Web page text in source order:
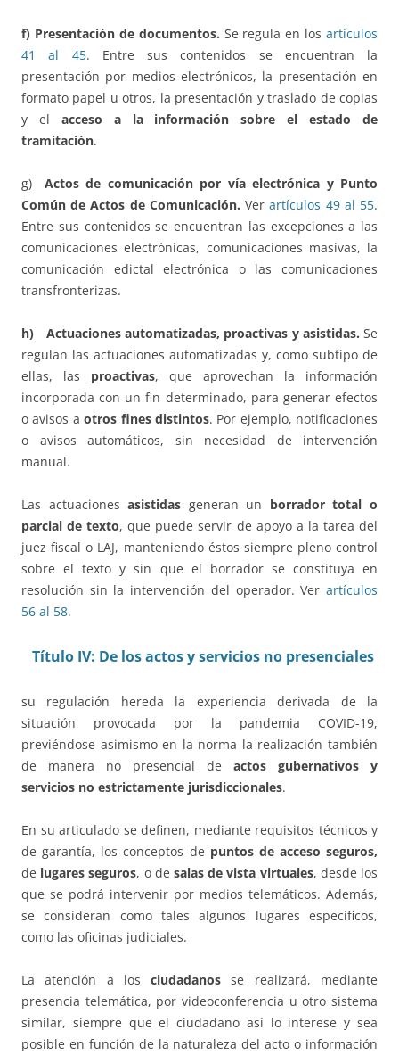
f) Presentación de documentos. Se regula en los artículos
41 al 45. Entre sus contenidos se encuentran la
presentación por medios electrónicos, la presentación en
formato papel u otros, la presentación y traslado de copias
y el acceso a la información sobre el estado de
tramitación.
g) Actos de comunicación por vía electrónica y Punto
Común de Actos de Comunicación.Verartículos 49 al 55.
Entre sus contenidos se encuentran las excepciones a las
comunicaciones electrónicas, comunicaciones masivas, la
comunicación edictal electrónica o las comunicaciones
transfronterizas.
h) Actuaciones automatizadas, proactivas y asistidas. Se
regulan las actuaciones automatizadas y, como subtipo de
ellas, las proactivas, que aprovechan la información
incorporada con un fin determinado, para generar efectos
o avisos aotros fines distintos. Por ejemplo, notificaciones
o avisos automáticos, sin necesidad de intervención
manual.
Las actuacionesasistidas generan un borrador total o
parcial de texto, que puede servir de apoyo a la tarea del
juez fiscal o LAJ, manteniendo éstos siempre pleno control
sobre el texto y sin que el borrador se constituya en
resolución sin la intervención del operador. Ver artículos
56 al 58.
Título IV: De los actos y servicios no presenciales
su regulación hereda la experiencia derivada de la
situación provocada por la pandemia COVID-19,
previéndose asimismo en la norma la realización también
de manera no presencial de actos gubernativos y
servicios no estrictamente jurisdiccionales.
En su articulado se definen, mediante requisitos técnicos y
de garantía, los conceptos de puntos de acceso seguros,
de lugares seguros, o desalas de vista virtuales, desde los
que se podrá intervenir por medios telemáticos. Además,
se consideran como tales algunos lugares específicos,
como las oficinas judiciales.
La atención a losciudadanos se realizará, mediante
presencia telemática, por videoconferencia u otro sistema
similar, siempre que el ciudadano así lo interese y sea
posible en función de la naturaleza del acto o información